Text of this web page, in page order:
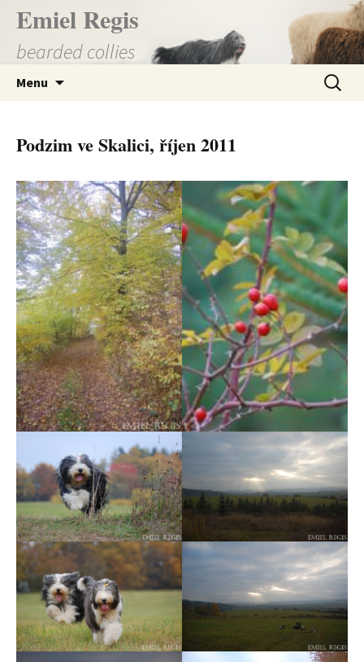
Přejít
obsahu
Emiel Regis
bearded collies
Menu
Podzim ve Skalici, říjen 2011